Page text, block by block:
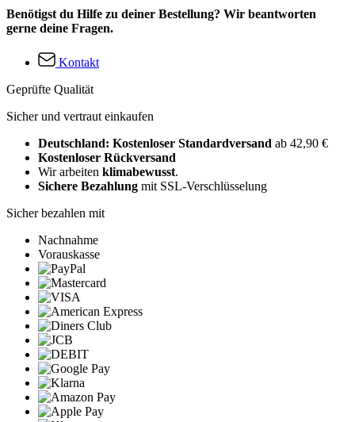
Benötigst du Hilfe zu deiner Bestellung? Wir beantworten
gerne deine Fragen.
Kontakt
Geprüfte Qualität
Sicher und vertraut einkaufen
Deutschland: Kostenloser Standardversand ab 42,90 €
Kostenloser Rückversand
Wir arbeiten klimabewusst.
Sichere Bezahlung mit SSL-Verschlüsselung
Sicher bezahlen mit
Nachnahme
Vorauskasse